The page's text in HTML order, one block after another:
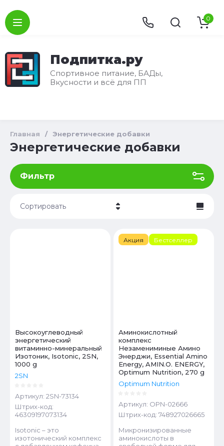
Подпитка.ру
Спортивное питание, БАДы,
Вкусности и всё для ПП
0
Главная / Энергетические добавки
Энергетические добавки
Фильтр
Сортировать
Высокоуглеводный
энергетический
витаминно-минеральный
Изотоник, Isotonic, 2SN,
1000 g
2SN
Артикул: 2SN-73134
Штрих-код:
46309197073134
Isotonic – это
изотонический комплекс
Акция Бестселлер
Аминокислотный
комплекс
Незамениминые Амино
Энерджи, Essential Amino
Energy, AMIN.O. ENERGY,
Optimum Nutrition, 270 g
Optimum Nutrition
Артикул: OPN-02666
Штрих-код: 748927026665
Микронизированные
аминокислоты в